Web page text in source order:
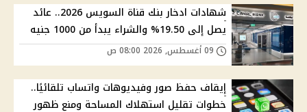
شهادات ادخار بنك قناة السويس 2026.. عائد
يصل إلى 19.50% والشراء يبدأ من 1000 جنيه
إيقاف حفظ صور وفيديوهات واتساب تلقائيًا..
خطوات تقليل استهلاك المساحة ومنع ظهور